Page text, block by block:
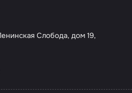
Слобода, дом 19,